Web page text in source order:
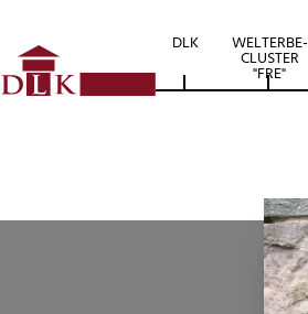
DLK WELTERBE-
CLUSTER
"FRE"